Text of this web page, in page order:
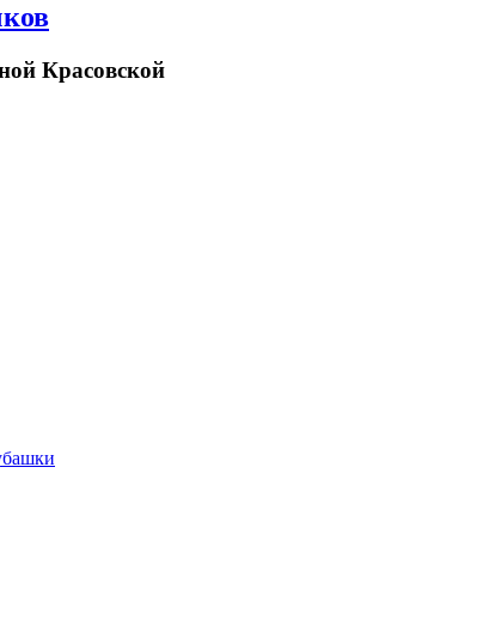
Красовской